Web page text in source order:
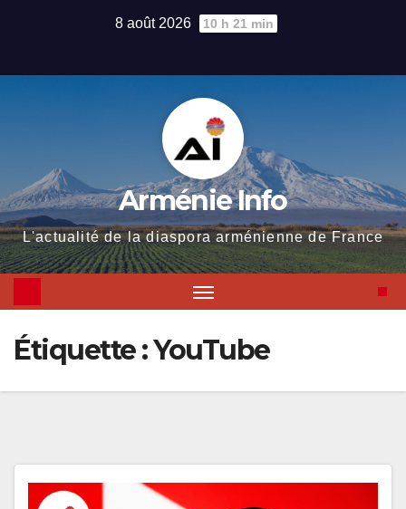
8 août 2026 10 h 21 min
Arménie Info
L'actualité de la diaspora arménienne de France
Étiquette :YouTube